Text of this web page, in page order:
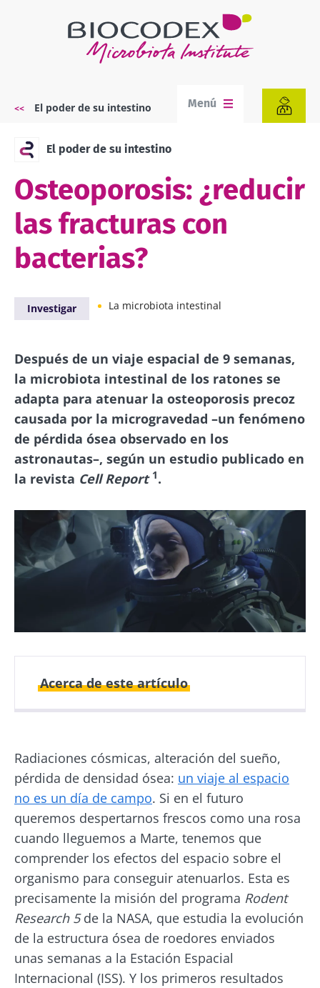
Sobrescribir
de
ayuda
la
navegación
El poder de su intestino Menú
El poder de su intestino
Osteoporosis: ¿reducir
las fracturas con
bacterias?
Investigar La microbiota intestinal
Después de un viaje espacial de 9 semanas,
la microbiota intestinal de los ratones se
adapta para atenuar la osteoporosis precoz
causada por la microgravedad –un fenómeno
de pérdida ósea observado en los
astronautas–, según un estudio publicado en
la revista Cell Report 1.
Acerca de este artículo
05 Julio 2023
06 Julio 2023
Radiaciones cósmicas, alteración del sueño,
pérdida de densidad ósea: un viaje al espacio
no es un día de campo. Si en el futuro
queremos despertarnos frescos como una rosa
cuando lleguemos a Marte, tenemos que
comprender los efectos del espacio sobre el
organismo para conseguir atenuarlos. Esta es
precisamente la misión del programa Rodent
Research 5de la NASA, que estudia la evolución
de la estructura ósea de roedores enviados
unas semanas a la Estación Espacial
Internacional (ISS). Y los primeros resultados